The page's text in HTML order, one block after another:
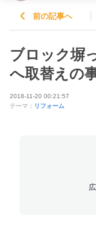
前の記事へ
ブロック塀
へ取替えの
2018-11-20 00:21:57
テーマ： リフォーム